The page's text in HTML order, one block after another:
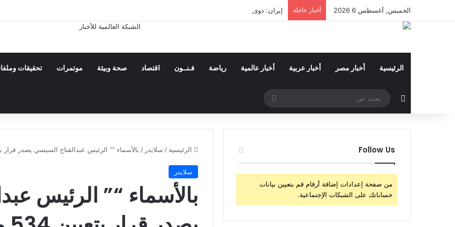
الخميس, أغسطس 6 2026 أخبار عاجلة إيران: دوى انفجارين فى جزيرة قشم ناجم عن التصدى لأهداف معادية عند مضيق هرمز
الرئيسية أخبار مصر أخبار عربية أخبار عالمية رياضة فـنــون اقتصاد صحة وبيئة موتمرات تحقيقات
مقال عشوائي
عن
الرئيسية / سلايدر / بالأسماء “” الرئيس عبدالفتاح السيسي يصدر قرار بتعيين 534 معاونا للنيابة
سلايدر
بالأسماء “” الرئيس
Follow Us
من صفحة إعدادات إضافة أرقام قم بتعيين بيانات
حساباتك على الشبكات الإجتماعية.